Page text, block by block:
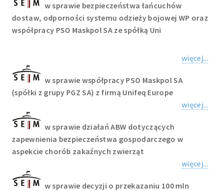
w sprawie bezpieczeństwa łańcuchów
dostaw, odporności systemu odzieży bojowej WP oraz
współpracy PSO Maskpol SA ze spółką Uni
więcej...
w sprawie współpracy PSO Maskpol SA
(spółki z grupy PGZ SA) z firmą Unifeq Europe
więcej...
w sprawie działań ABW dotyczących
zapewnienia bezpieczeństwa gospodarczego w
aspekcie chorób zakaźnych zwierząt
więcej...
w sprawie decyzji o przekazaniu 100 mln